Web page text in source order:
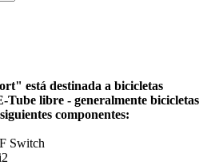
está destinada a bicicletas
Tube libre - generalmente bicicletas
componentes:
Switch